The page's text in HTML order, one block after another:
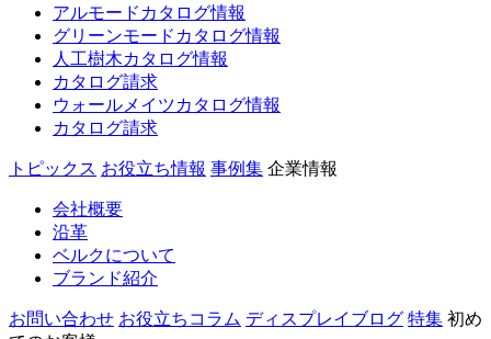
アルモードカタログ情報
グリーンモードカタログ情報
人工樹木カタログ情報
カタログ請求
ウォールメイツカタログ情報
カタログ請求
トピックス お役立ち情報 事例集 企業情報
会社概要
沿革
ベルクについて
ブランド紹介
お問い合わせ お役立ちコラム ディスプレイブログ 特集 初め